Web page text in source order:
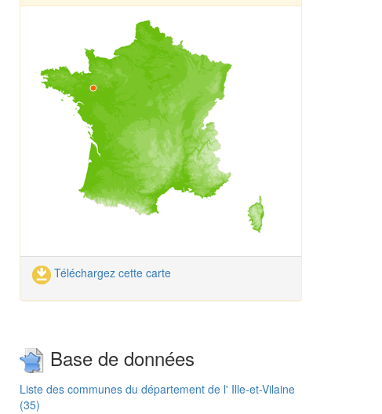
Téléchargez cette carte
Base de données
Liste des communes du département de l' Ille-et-Vilaine
(35)